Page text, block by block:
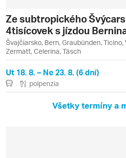
Ze subtropického
4tisícovek s jízdou
Švajčiarsko, Bern, Graubünden, Ticino,
Zermatt, Celerina, Täsch
Ut 18. 8. – Ne 23. 8. (6 dní)
polpenzia
Všetky termíny a